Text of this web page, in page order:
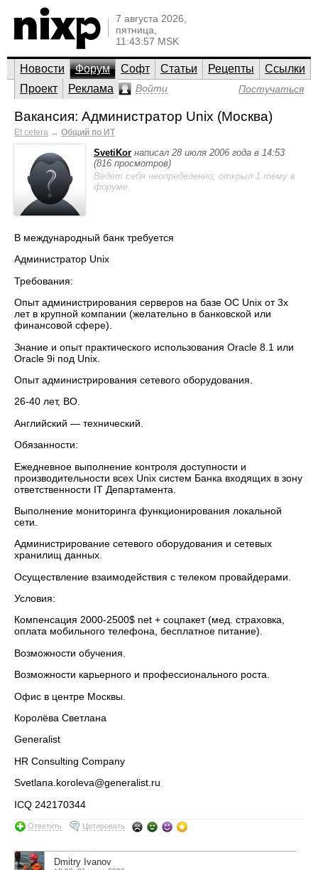
7 августа 2026,
пятница,
11:43:57 MSK
Новости Форум Софт Статьи Рецепты
Ссылки
Проект
Реклама Войти Постучаться
Вакансия: Администратор Unix (Москва)
Et cetera → Общий по ИТ
SvetiKor написал 28 июля 2006 года в 14:53
(816 просмотров)
Ведет себя неопределенно; открыл 1 тему в
форуме.
В международный банк требуется
Администратор Unix
Требования:
Опыт администрирования серверов на базе ОС Unix от 3х
лет в крупной компании (желательно в банковской или
финансовой сфере).
Знание и опыт практического использования Oracle 8.1 или
Oracle 9i под Unix.
Опыт администрирования сетевого оборудования.
26-40 лет, ВО.
Английский — технический.
Обязанности:
Ежедневное выполнение контроля доступности и
производительности всех Unix систем Банка входящих в зону
ответственности IT Департамента.
Выполнение мониторинга функционирования локальной
сети.
Администрирование сетевого оборудования и сетевых
хранилищ данных.
Осуществление взаимодействия с телеком провайдерами.
Условия:
Компенсация 2000-2500$ net + соцпакет (мед. страховка,
оплата мобильного телефона, бесплатное питание).
Возможности обучения.
Возможности карьерного и профессионального роста.
Офис в центре Москвы.
Королёва Светлана
Generalist
HR Consulting Company
Svetlana.koroleva@generalist.ru
ICQ 242170344
Ответить Цитировать
Dmitry Ivanov